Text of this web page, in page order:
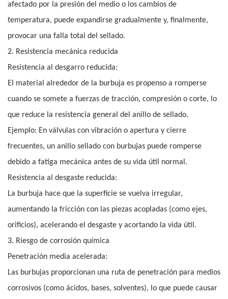
afectado por la presión del medio o los cambios de
temperatura, puede expandirse gradualmente y, finalmente,
provocar una falla total del sellado.
2. Resistencia mecánica reducida
Resistencia al desgarro reducida:
El material alrededor de la burbuja es propenso a romperse
cuando se somete a fuerzas de tracción, compresión o corte, lo
que reduce la resistencia general del anillo de sellado.
Ejemplo: En válvulas con vibración o apertura y cierre
frecuentes, un anillo sellado con burbujas puede romperse
debido a fatiga mecánica antes de su vida útil normal.
Resistencia al desgaste reducida:
La burbuja hace que la superficie se vuelva irregular,
aumentando la fricción con las piezas acopladas (como ejes,
orificios), acelerando el desgaste y acortando la vida útil.
3. Riesgo de corrosión química
Penetración media acelerada:
Las burbujas proporcionan una ruta de penetración para medios
corrosivos (como ácidos, bases, solventes), lo que puede causar